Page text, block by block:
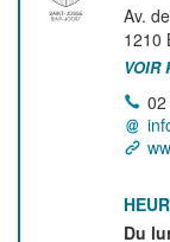
Av.
1210
VOIR
Du